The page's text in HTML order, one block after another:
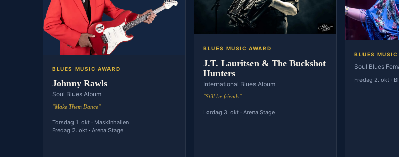
BLUES MUSIC AWARD
Johnny Rawls
Soul Blues Album
"Make Them Dance"
Torsdag 1. okt · Maskinhallen
Fredag 2. okt · Arena Stage
BLUES MUSIC AWARD
J.T. Lauritsen & The Buckshot
Hunters
International Blues Album
"Still be friends"
Lørdag 3. okt · Arena Stage
BLUES MUSIC
Soul Blues
Fredag 2. okt ·